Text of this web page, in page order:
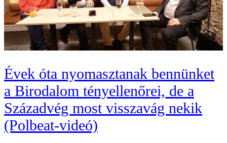
Évek óta nyomasztanak bennünket
a Birodalom tényellenőrei, de a
Századvég most visszavág nekik
(Polbeat-videó)